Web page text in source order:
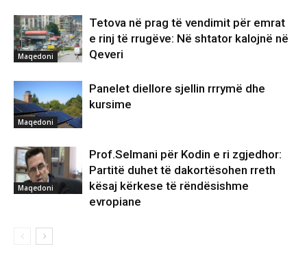
Maqedoni
Tetova në prag të vendimit për emrat
e rinj të rrugëve: Në shtator kalojnë në
Qeveri
Maqedoni
Panelet diellore sjellin rrrymë dhe
kursime
Maqedoni
Prof.Selmani për Kodin e ri zgjedhor:
Partitë duhet të dakortësohen rreth
kësaj kërkese të rëndësishme
evropiane